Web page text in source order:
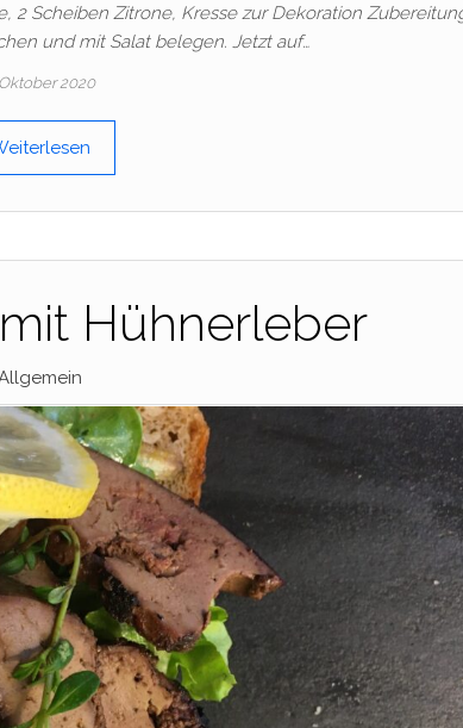
2 Scheiben Zitrone, Kresse zur Dekoration
und mit Salat belegen. Jetzt auf…
Oktober 2020
Hühnerleber